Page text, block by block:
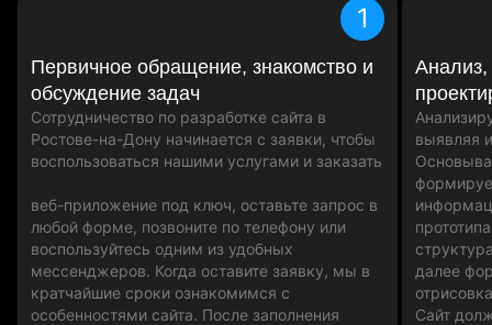
1
Первичное обращение, знакомство и
обсуждение задач
Сотрудничество по разработке сайта в
Ростове-на-Дону начинается с заявки, чтобы
воспользоваться нашими услугами и заказать
веб-приложение под ключ, оставьте запрос в
любой форме, позвоните по телефону или
воспользуйтесь одним из удобных
мессенджеров. Когда оставите заявку, мы в
кратчайшие сроки ознакомимся с
особенностями сайта. После заполнения
выявляя
далее
Сайт